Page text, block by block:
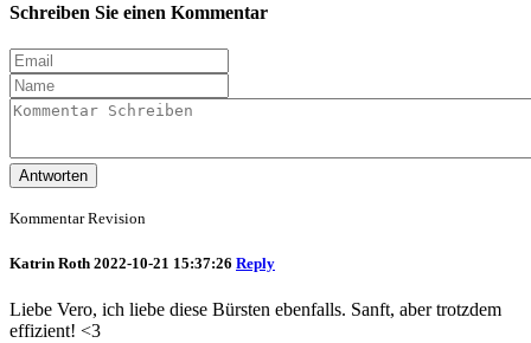
Schreiben Sie einen Kommentar
Antworten
Kommentar Revision
Katrin Roth 2022-10-21 15:37:26 Reply
Liebe Vero, ich liebe diese Bürsten ebenfalls. Sanft, aber trotzdem
effizient! <3